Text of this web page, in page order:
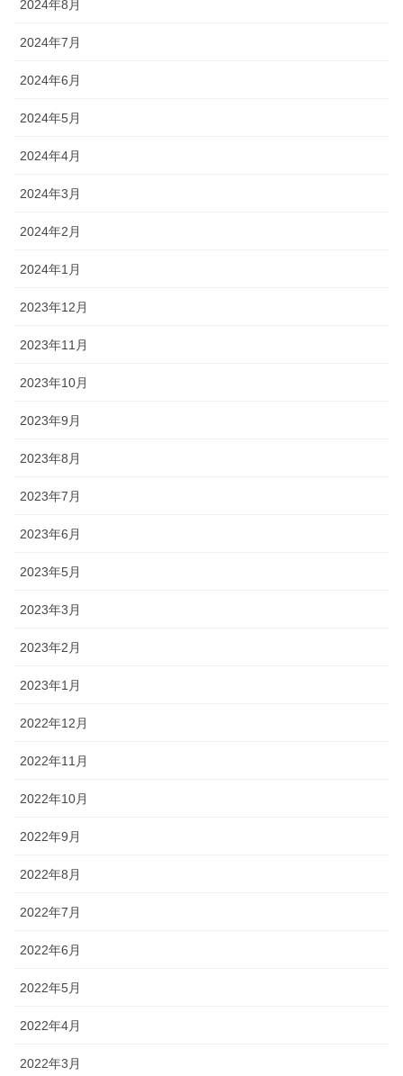
2024年8月
2024年7月
2024年6月
2024年5月
2024年4月
2024年3月
2024年2月
2024年1月
2023年12月
2023年11月
2023年10月
2023年9月
2023年8月
2023年7月
2023年6月
2023年5月
2023年3月
2023年2月
2023年1月
2022年12月
2022年11月
2022年10月
2022年9月
2022年8月
2022年7月
2022年6月
2022年5月
2022年4月
2022年3月